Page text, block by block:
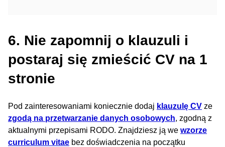
6. Nie zapomnij o klauzuli i
postaraj się zmieścić CV na 1
stronie
Pod zainteresowaniami koniecznie dodaj klauzulę CV ze
zgodą na przetwarzanie danych osobowych, zgodną z
aktualnymi przepisami RODO. Znajdziesz ją we wzorze
curriculum vitae bez doświadczenia na początku